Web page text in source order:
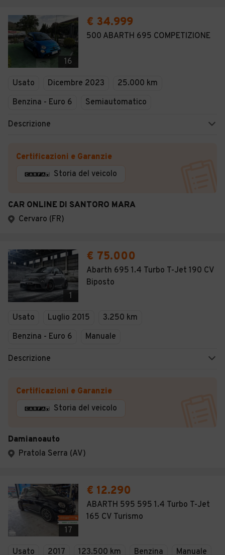
16
€ 34.999
500 ABARTH 695 COMPETIZIONE
Usato Dicembre 2023
25.000 km
Benzina - Euro 6
Semiautomatico
Descrizione
Certificazioni e Garanzie
Storia del veicolo
CAR ONLINE DI SANTORO MARA
Cervaro (FR)
1
€ 75.000
Abarth 695 1.4 Turbo T-Jet 190 CV
Biposto
Usato Luglio 2015
3.250 km
Benzina - Euro 6
Manuale
Descrizione
Certificazioni e Garanzie
Storia del veicolo
Damianoauto
Pratola Serra (AV)
17
€ 12.290
ABARTH 595 595 1.4 Turbo T-Jet
165 CV Turismo
Usato 2017 123.500 km Benzina Manuale